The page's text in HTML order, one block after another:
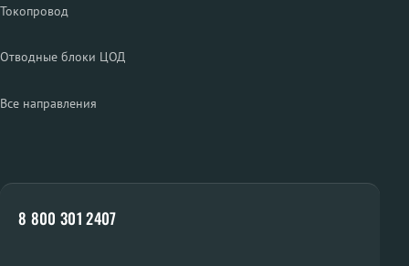
Токопровод
Отводные блоки ЦОД
Все направления
8 800 301 2407